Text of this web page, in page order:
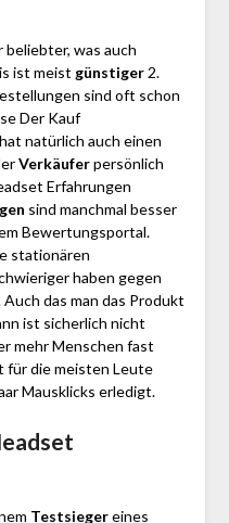
was auch
ist meist günstiger2.
sind oft schon
Der Kauf
natürlich auch einen
Verkäuferpersönlich
Erfahrungen
sind manchmal besser
Bewertungsportal.
stationären
haben gegen
das man das Produkt
ist sicherlich nicht
mehr Menschen fast
für die meisten Leute
Mausklicks erledigt.
Testsiegereines